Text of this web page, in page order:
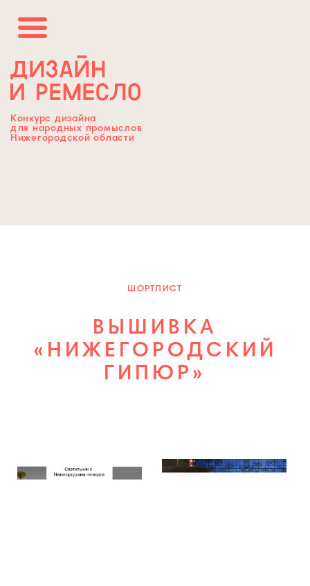
Конкурс дизайна
для народных промыслов
Нижегородской области
ШОРТЛИСТ
ВЫШИВКА
«НИЖЕГОРОДСКИЙ
ГИПЮР»